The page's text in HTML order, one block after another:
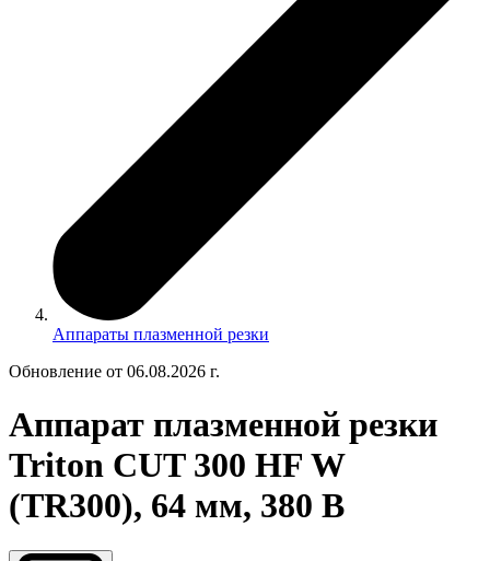
Аппараты плазменной резки
Обновление от 06.08.2026 г.
Аппарат плазменной резки
Triton CUT 300 HF W
(TR300), 64 мм, 380 В